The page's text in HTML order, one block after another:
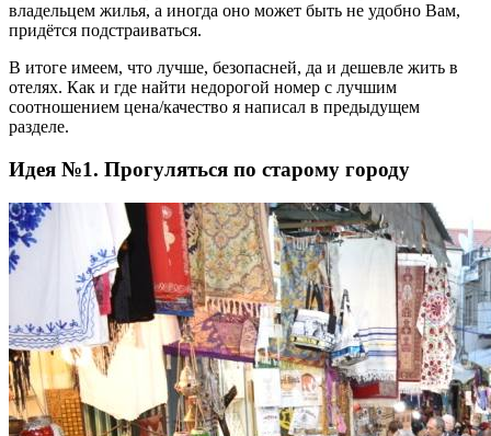
владельцем жилья, а иногда оно может быть не удобно Вам,
придётся подстраиваться.
В итоге имеем, что лучше, безопасней, да и дешевле жить в
отелях. Как и где найти недорогой номер с лучшим
соотношением цена/качество я написал в предыдущем
разделе.
Идея №1. Прогуляться по старому городу